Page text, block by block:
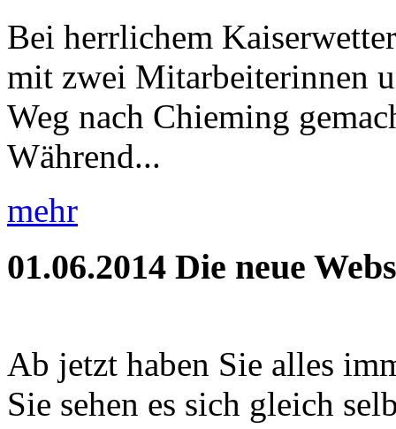
Bei herrlichem
mit zwei Mitarbeiterinnen
Weg nach Chieming
Während...
mehr
01.06.2014 Die neue
Ab jetzt haben Sie alles
Sie sehen es sich gleich